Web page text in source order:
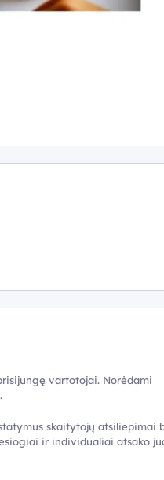
vartotojai. Norėdami
.
skaitytojų atsiliepimai
ir individualiai atsako